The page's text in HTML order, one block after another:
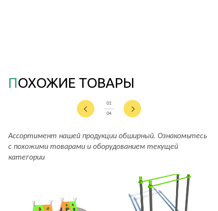
ПОХОЖИЕ ТОВАРЫ
Ассортимент нашей продукции обширный. Ознакомьтесь
с похожими товарами и оборудованием текущей
категории
01
04